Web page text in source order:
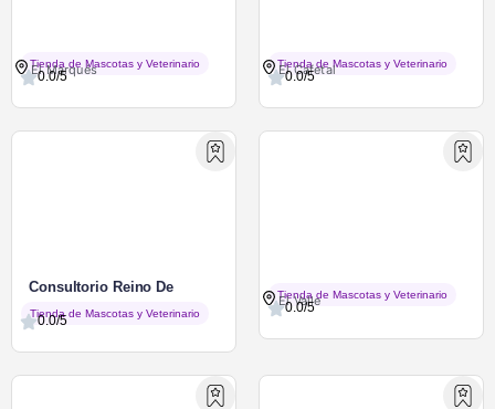
Tienda de Mascotas y Veterinario
El Marqués
0.0/5
Tienda de Mascotas y Veterinario
El Cafetal
0.0/5
Consultorio Reino De
Tienda de Mascotas y Veterinario
0.0/5
Tienda de Mascotas y Veterinario
El Valle
0.0/5